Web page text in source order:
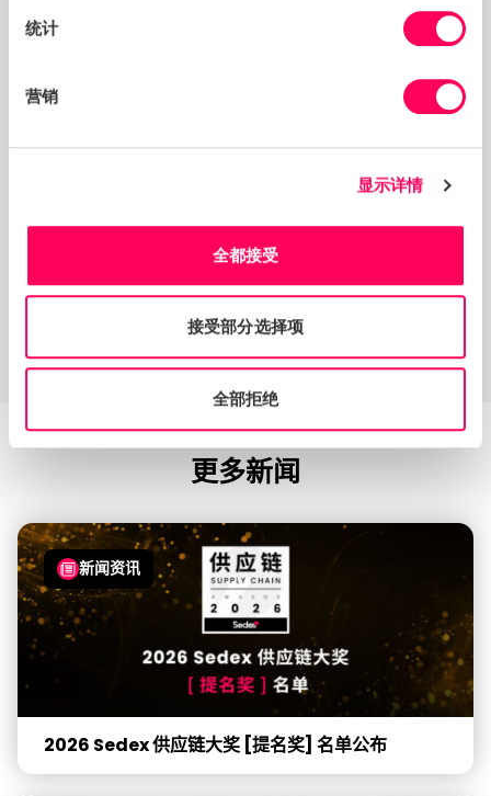
统计
营销
显示详情
全都接受
接受部分选择项
全部拒绝
与个别会员协商的对
的任何更改将会延续到您与
个客户的合同历史记录保存在我们的系统上以做留存。
如果您对更新后的条款与条件有任何问题或疑问，您可以联
系客户经理或联系我们的客户服务团队
更多新闻
新闻资讯
2026 Sedex 供应链大奖 [提名奖] 名单公布